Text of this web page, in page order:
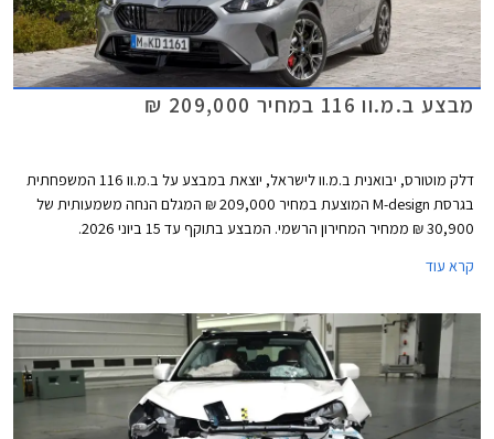
מבצע ב.מ.וו 116 במחיר 209,000 ₪
דלק מוטורס, יבואנית ב.מ.וו לישראל, יוצאת במבצע על ב.מ.וו 116 המשפחתית
בגרסת M-design המוצעת במחיר 209,000 ₪ המגלם הנחה משמעותית של
30,900 ₪ ממחיר המחירון הרשמי. המבצע בתוקף עד 15 ביוני 2026.
קרא עוד